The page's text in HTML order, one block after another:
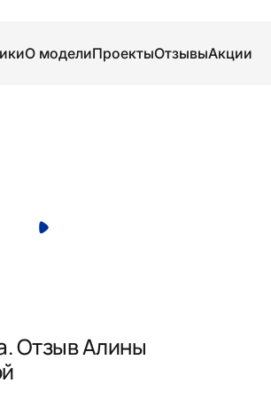
О моделиПроектыОтзывыАкции
Отзыв Алины